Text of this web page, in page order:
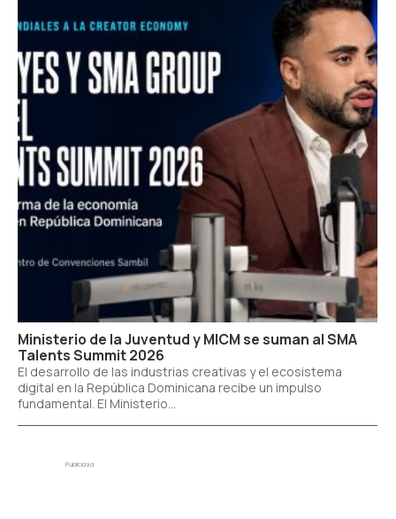
Ministerio de la Juventud y MICM se suman al SMA
Talents Summit 2026
El desarrollo de las industrias creativas y el ecosistema
digital en la República Dominicana recibe un impulso
fundamental. El Ministerio...
Publicidad